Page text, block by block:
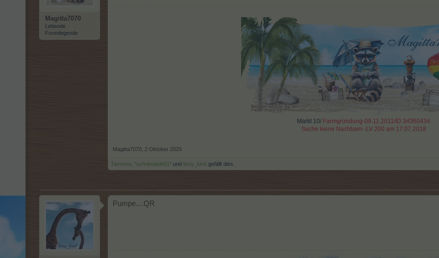
Magitta7070
Lebende
Forenlegende
Markt 10/ Farmgründung-09.11.2011/ID 34360434
Suche keine Nachbarn -LV 200 am 17.07.2018
Magitta7070 2 Oktober 2025
Tammoo *schokolade61* und lissy_kind gefällt dies.
Pumpe....QR